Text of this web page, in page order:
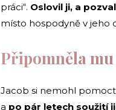
práci“. Oslovil ji, a
místo hospodyně v jeho
Připomněla
Jacob si nemohl
a po pár letech soužití